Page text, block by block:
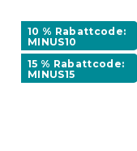
10 % Rabattcode:
MINUS10
15 % Rabattcode:
MINUS15